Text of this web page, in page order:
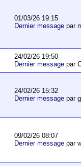
01/03/26 19:15
Dernier messagepar
24/02/26 19:50
Dernier messagepar
24/02/26 15:32
Dernier messagepar
09/02/26 08:07
Dernier messagepar